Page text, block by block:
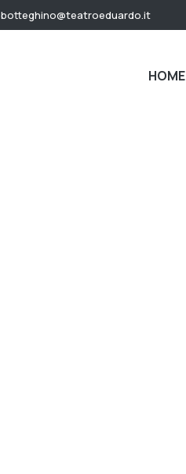
botteghino@teatroeduardo.it
HOME